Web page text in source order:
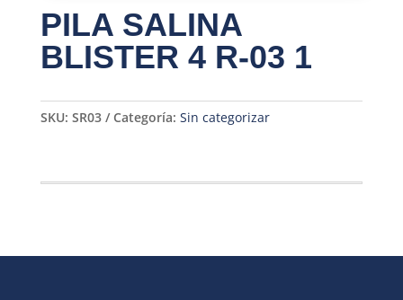
PILA SALINA
BLISTER 4 R-03 1
SKU: SR03 Categoría: Sin categorizar